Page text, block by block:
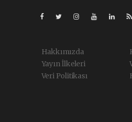
Hakkımızda
Yayın İlkeleri
Veri Politikası